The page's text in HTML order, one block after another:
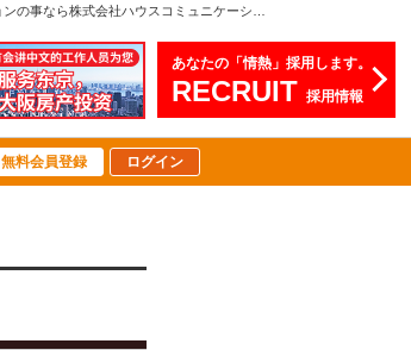
あなたの「情熱」採用します。
RECRUIT 採用情報
無料会員登録 ログイン